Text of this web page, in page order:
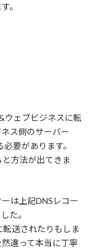
。
ウェブビジネスに転
ス側のサーバー
要があります。
方法が出てきま
は上記DNSレコー
た。
送されたりもしま
違って本当に丁寧